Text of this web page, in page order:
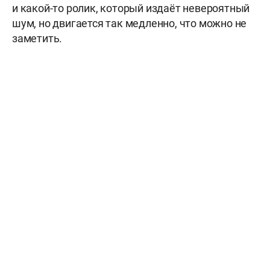
и какой-то ролик, который издаёт невероятный
шум, но двигается так медленно, что можно не
заметить.